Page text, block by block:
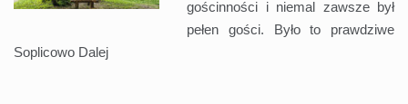
gościnności i niemal zawsze był
pełen gości. Było to prawdziwe
Soplicowo Dalej